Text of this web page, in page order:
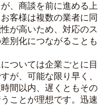
、商談を前に進める上
客様は複数の業者に同
が高いため、対応のス
別化につながることも
ついては企業ごとに目
が、可能な限り早く、
間以内、遅くともその
ことが理想です。迅速